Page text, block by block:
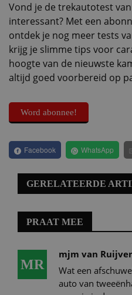
Vond je de trekautotest
interessant? Met een
ontdek je nog meer tests
krijg je slimme tips voor
hoogte van de nieuwste
altijd goed voorbereid op
Word abonnee!
Facebook WhatsApp
GERELATEERDE
PRAAT MEE
MR
mjm van
Wat een
auto van